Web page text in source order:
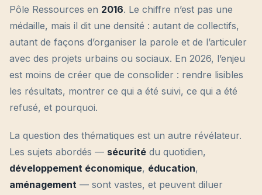
Pôle Ressources en 2016. Le chiffre n’est pas une
médaille, mais il dit une densité : autant de collectifs,
autant de façons d’organiser la parole et de l’articuler
avec des projets urbains ou sociaux. En 2026, l’enjeu
est moins de créer que de consolider : rendre lisibles
les résultats, montrer ce qui a été suivi, ce qui a été
refusé, et pourquoi.
La question des thématiques est un autre révélateur.
Les sujets abordés — sécurité du quotidien,
développement économique, éducation,
aménagement — sont vastes, et peuvent diluer